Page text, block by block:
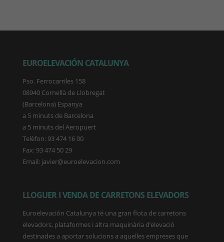
EUROELEVACIÓN CATALUNYA
Pso. Ferrocarriles 158
08940 Cornellà de Llobregat
(Barcelona) Espanya
a 5 minuts de Barcelona
a 5 minuts del Aeropuert
Telèfon: 93 474 16 00
Fax: 93 474 50 29
Email: javier@euroelevacion.com
LLOGUER I VENDA DE CARRETONS ELEVADORS
Euroelevación Catalunya té una gran flota de carretons
elevadors, plataformes i altra maquinària d’elevació
destinades a aportar solucions a aquelles empreses que